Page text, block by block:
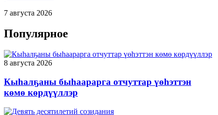
7 августа 2026
Популярное
8 августа 2026
Кыһалҕаны быһаарарга отчуттар үөһэттэн
көмө көрдүүллэр